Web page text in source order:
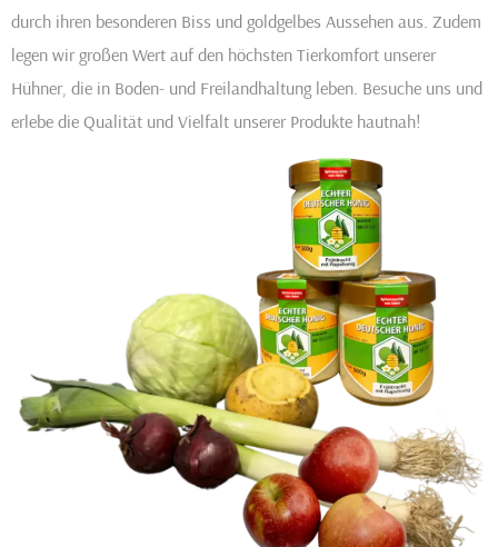
durch ihren besonderen Biss und goldgelbes Aussehen aus. Zudem
legen wir großen Wert auf den höchsten Tierkomfort unserer
Hühner, die in Boden- und Freilandhaltung leben. Besuche uns und
erlebe die Qualität und Vielfalt unserer Produkte hautnah!